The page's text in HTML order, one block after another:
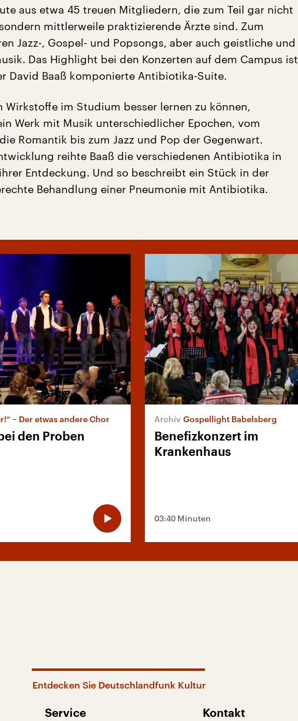
aus etwa 45 treuen Mitgliedern, die zum Teil gar nicht
mittlerweile praktizierende Ärzte sind. Zum
Jazz-, Gospel- und Popsongs, aber auch geistliche und
Das Highlight bei den Konzerten auf dem Campus ist
David Baaß komponierte Antibiotika-Suite.
Wirkstoffe im Studium besser lernen zu können,
Werk mit Musik unterschiedlicher Epochen, vom
Romantik bis zum Jazz und Pop der Gegenwart.
reihte Baaß die verschiedenen Antibiotika in
Entdeckung. Und so beschreibt ein Stück in der
Behandlung einer Pneumonie mit Antibiotika.
– Der etwas andere Chor
den Proben
Gospellight Babelsberg
Benefizkonzert im
Krankenhaus
03:40 Minuten
Entdecken Sie Deutschlandfunk Kultur
Service Kontakt